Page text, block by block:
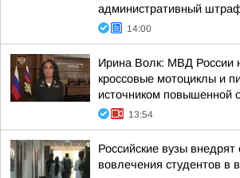
административный
14:00
Ирина Волк: МВД России
кроссовые мотоциклы и
источником повышенной
13:54
Российские вузы
вовлечения студентов в